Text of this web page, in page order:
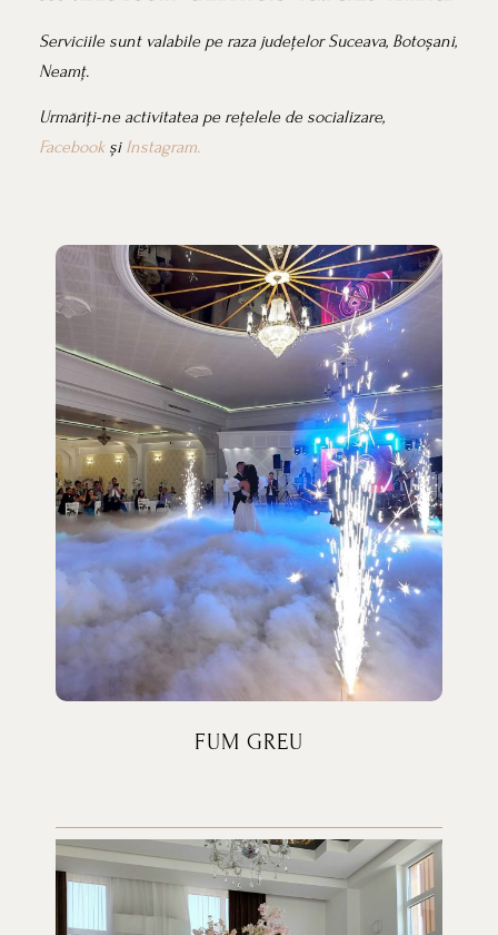
Serviciile sunt valabile pe raza județelor Suceava, Botoșani,
Neamț.
Urmăriți-ne activitatea pe rețelele de socializare,
Facebook și Instagram.
FUM GREU